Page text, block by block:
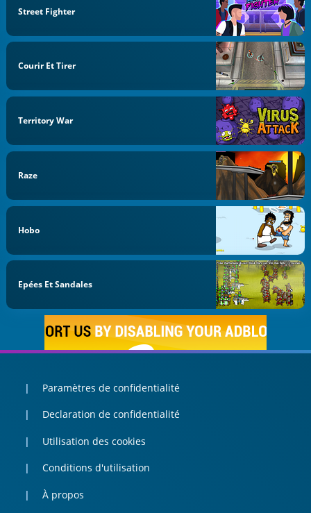
Street Fighter
Courir Et Tirer
Territory War
Raze
Hobo
Epées Et Sandales
Paramètres de confidentialité
Declaration de confidentialité
Utilisation des cookies
Conditions d'utilisation
À propos